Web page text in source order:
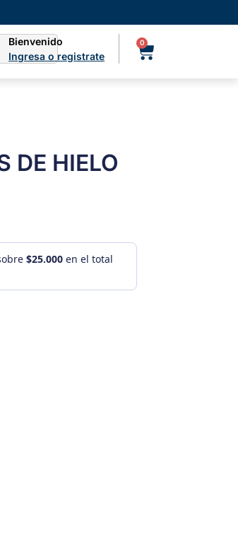
Bienvenido
Ingresa o registrate
0
DE HIELO
$25.000en el total